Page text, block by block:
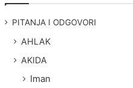
PITANJA I ODGOVORI
AHLAK
AKIDA
Iman